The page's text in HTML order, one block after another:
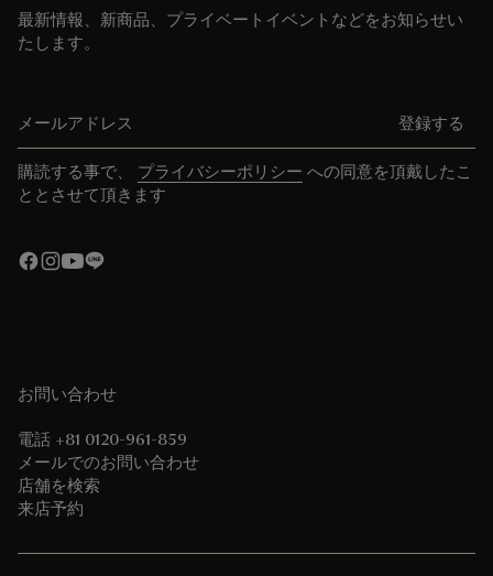
最新情報、新商品、プライベートイベントなどをお知らせい
たします。
登録する
購読する事で、 プライバシーポリシー への同意を頂戴したこ
ととさせて頂きます
お問い合わせ
電話 +81 0120-961-859
メールでのお問い合わせ
店舗を検索
来店予約